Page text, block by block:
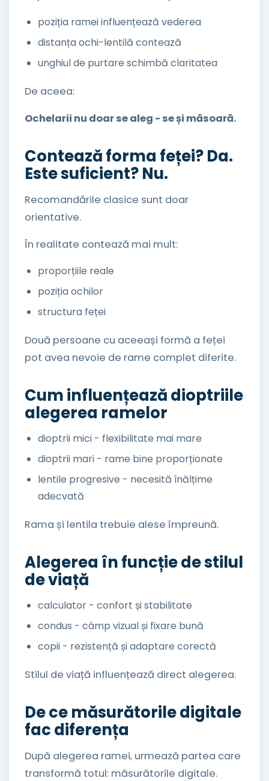
poziția ramei influențează vederea
distanța ochi-lentilă contează
unghiul de purtare schimbă claritatea
De aceea:
Ochelarii nu doar se aleg - se și măsoară.
Contează forma feței? Da.
Este suficient? Nu.
Recomandările clasice sunt doar
orientative.
În realitate contează mai mult:
proporțiile reale
poziția ochilor
structura feței
Două persoane cu aceeași formă a feței
pot avea nevoie de rame complet diferite.
Cum influențează dioptriile
alegerea ramelor
dioptrii mici - flexibilitate mai mare
dioptrii mari - rame bine proporționate
lentile progresive - necesită înălțime
adecvată
Rama și lentila trebuie alese împreună.
Alegerea în funcție de stilul
de viață
calculator - confort și stabilitate
condus - câmp vizual și fixare bună
copii - rezistență și adaptare corectă
Stilul de viață influențează direct alegerea.
De ce măsurătorile digitale
fac diferența
După alegerea ramei, urmează partea care
transformă totul: măsurătorile digitale.